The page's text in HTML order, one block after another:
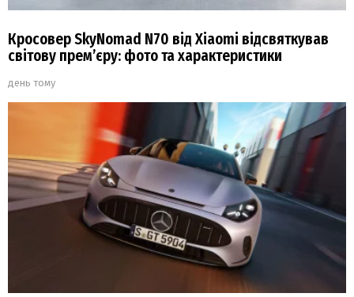
Кросовер SkyNomad N70 від Xiaomi відсвяткував
світову прем’єру: фото та характеристики
день тому